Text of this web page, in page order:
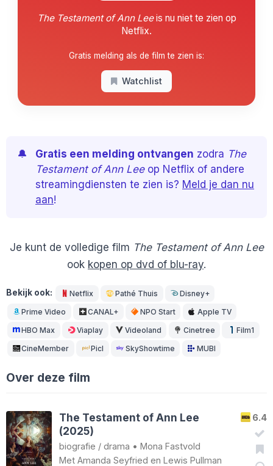
The Testament of Ann Leeis nu niet te zien op
Netflix.
Gratis melding als de film te zien is:
Watchlist
🔔 Gratis een melding ontvangen zodra The
Testament of Ann Leeop Netflix of andere
streamingdiensten te zien is? Meld je dan nu
aan!
Je kunt de volledige film The Testament of Ann Lee
ook kopen op dvd of blu-ray.
Bekijk ook: Netflix Pathé Thuis Disney+
Prime Video CANAL+ NPO Start Apple TV
HBO Max Viaplay Videoland Cinetree Film1
CineMember Picl SkyShowtime MUBI
Over deze film
6.4
The Testament of Ann Lee
(2025)
biografie / drama • Mona Fastvold
Met Amanda Seyfried en Lewis Pullman